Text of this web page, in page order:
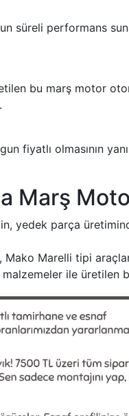
süreli performans
bu marş motor
fiyatlı olmasının
Marş
yedek parça
Marelli tipi
malzemeler ile